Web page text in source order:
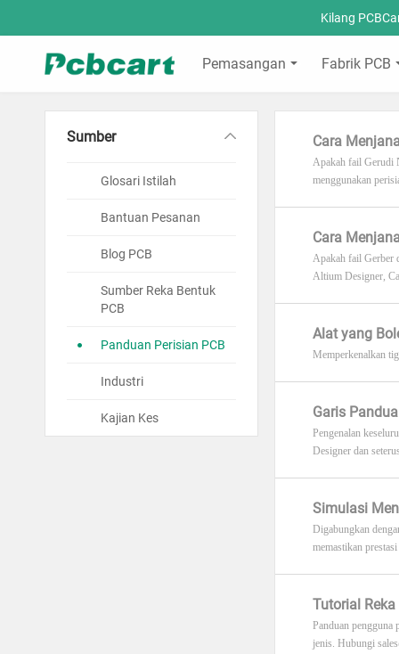
Kilang
Pemasangan Fabrik PCB
Sumber
Glosari Istilah
Bantuan Pesanan
Blog PCB
Sumber Reka Bentuk
PCB
Panduan Perisian PCB
Industri
Kajian Kes
Cara
Apakah fail Gerudi
menggunakan
Cara
Apakah fail Gerber
Altium Designer,
Alat yang
Memperkenalkan
Garis
Pengenalan
Designer dan
Simulasi
Digabungkan
memastikan
Tutorial
Panduan
jenis. Hubungi